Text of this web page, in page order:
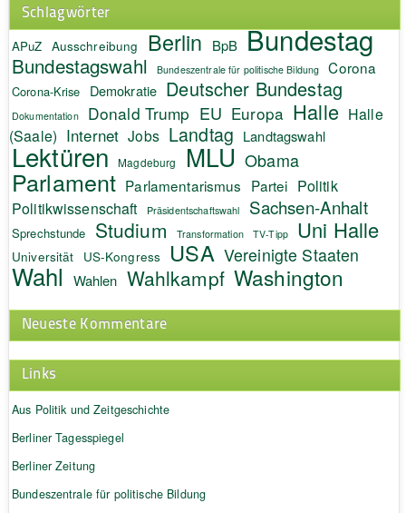
Schlagwörter
APuZ Ausschreibung Berlin BpB Bundestag
Bundestagswahl Bundeszentrale für politische Bildung Corona
Corona-Krise Demokratie Deutscher Bundestag
Dokumentation Donald Trump EU Europa Halle Halle
(Saale) Internet Jobs Landtag Landtagswahl
Lektüren Magdeburg MLU Obama
Parlament Parlamentarismus Partei Politik
Politikwissenschaft Präsidentschaftswahl Sachsen-Anhalt
Sprechstunde Studium Transformation TV-Tipp Uni Halle
Universität US-Kongress USA Vereinigte Staaten
Wahl Wahlen Wahlkampf Washington
Neueste Kommentare
Links
Aus Politik und Zeitgeschichte
Berliner Tagesspiegel
Berliner Zeitung
Bundeszentrale für politische Bildung